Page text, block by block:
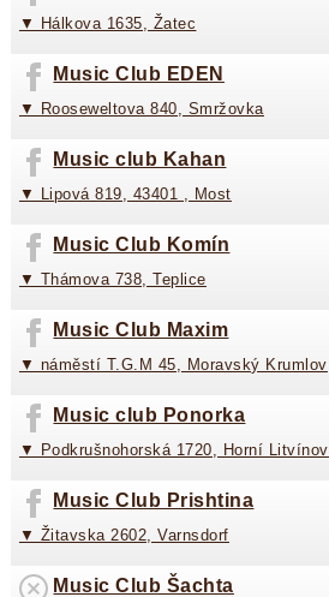
▼ Hálkova 1635, Žatec
Music Club EDEN
▼ Rooseweltova 840, Smržovka
Music club Kahan
▼ Lipová 819, 43401 , Most
Music Club Komín
▼ Thámova 738, Teplice
Music Club Maxim
▼ náměstí T.G.M 45, Moravský Krumlov
Music club Ponorka
▼ Podkrušnohorská 1720, Horní Litvínov
Music Club Prishtina
▼ Žitavska 2602, Varnsdorf
Music Club Šachta